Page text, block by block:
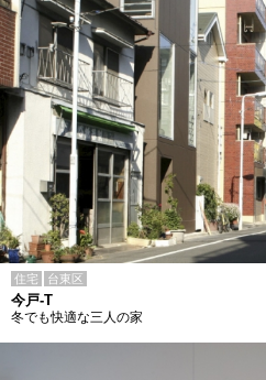
住宅 台東区
今戸-T
冬でも快適な三人の家